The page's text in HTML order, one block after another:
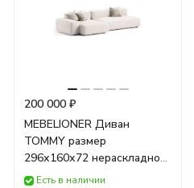
200 000 ₽
MEBELIONER Диван
TOMMY размер
296х160х72 нераскладной
светло-бежевый
Есть в наличии